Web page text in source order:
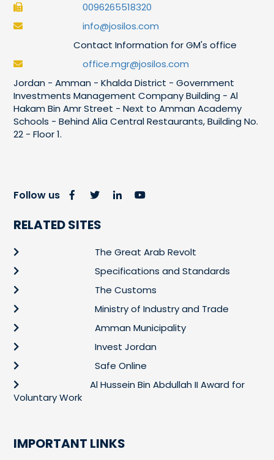
0096265518320
info@josilos.com
Contact Information for GM's office
office.mgr@josilos.com
Jordan - Amman - Khalda District - Government
Investments Management Company Building - Al
Hakam Bin Amr Street - Next to Amman Academy
Schools - Behind Alia Central Restaurants, Building No.
22 - Floor 1.
Follow us
RELATED SITES
The Great Arab Revolt
Specifications and Standards
The Customs
Ministry of Industry and Trade
Amman Municipality
Invest Jordan
Safe Online
Al Hussein Bin Abdullah II Award for
Voluntary Work
IMPORTANT LINKS